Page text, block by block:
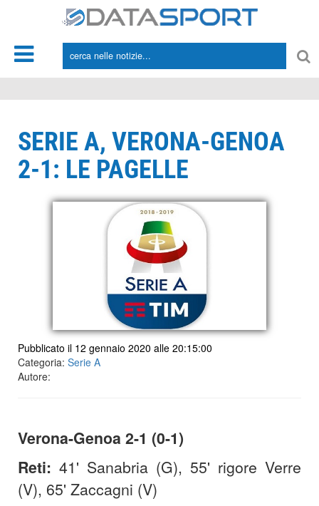
SERIE A, VERONA-GENOA
2-1: LE PAGELLE
Pubblicato il 12 gennaio 2020 alle 20:15:00
Categoria: Serie A
Autore:
Verona-Genoa 2-1 (0-1)
Reti: 41' Sanabria (G), 55' rigore Verre
(V), 65' Zaccagni (V)